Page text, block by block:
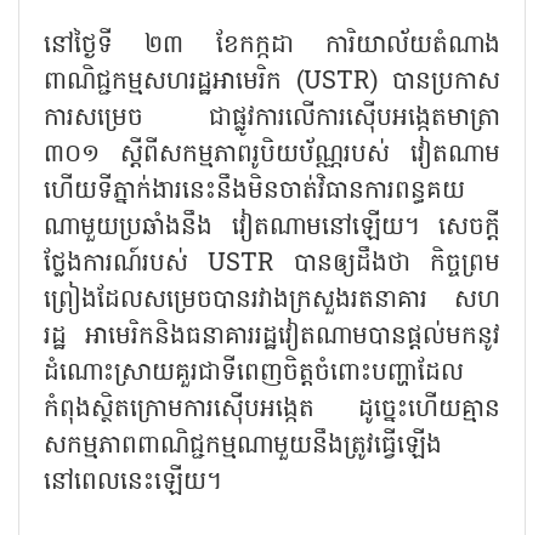
នៅថ្ងៃទី ២៣ ខែកក្កដា ការិយាល័យតំណាង
ពាណិជ្ជកម្មសហរដ្ឋអាមេរិក (USTR) បានប្រកាស
ការសម្រេច ជាផ្លូវការលើការស៊ើបអង្កេតមាត្រា
៣០១ ស្តីពីសកម្មភាពរូបិយប័ណ្ណរបស់ វៀតណាម
ហើយទីភ្នាក់ងារនេះនឹងមិនចាត់វិធានការពន្ធគយ
ណាមួយប្រឆាំងនឹង វៀតណាមនៅឡើយ។ សេចក្តី
ថ្លែងការណ៍របស់ USTR បានឲ្យដឹងថា កិច្ចព្រម
ព្រៀងដែលសម្រេចបានរវាងក្រសួងរតនាគារ សហ
រដ្ឋ អាមេរិកនិងធនាគាររដ្ឋវៀតណាមបានផ្តល់មកនូវ
ដំណោះស្រាយគួរជាទីពេញចិត្តចំពោះបញ្ហាដែល
កំពុងស្ថិតក្រោមការស៊ើបអង្កេត ដូច្នេះហើយគ្មាន
សកម្មភាពពាណិជ្ជកម្មណាមួយនឹងត្រូវធ្វើឡើង
នៅពេលនេះឡើយ។